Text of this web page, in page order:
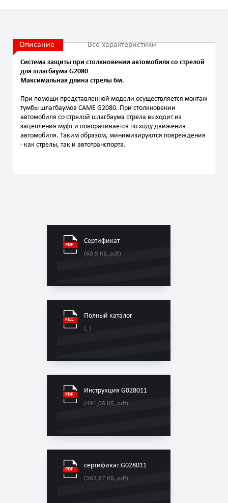
Сертификат
(60,9 КБ, pdf)
Полный каталог
(, )
Инструкция G028011
(491,08 КБ, pdf)
сертификат G028011
(362,87 КБ, pdf)
Описание Все характеристики
Система защиты при столкновении автомобиля со стрелой
для шлагбаума G2080
Максимальная длина стрелы 6м.
При помощи представленной модели осуществляется монтаж
тумбы шлагбаумов CAME G2080. При столкновении
автомобиля со стрелой шлагбаума стрела выходит из
зацепления муфт и поворачивается по ходу движения
автомобиля. Таким образом, минимизируются повреждения
- как стрелы, так и автотранспорта.